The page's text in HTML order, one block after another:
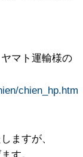
マト運輸様の
chien_hp.htm
ますが、
す。